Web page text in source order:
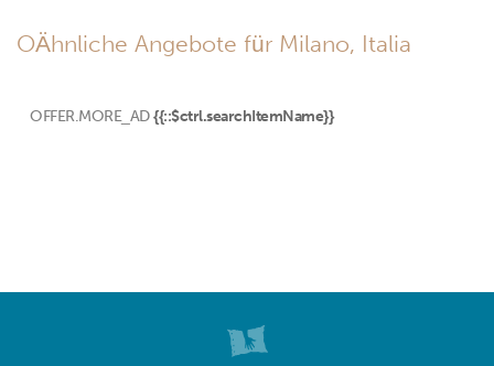
OÄhnliche Angebote für Milano, Italia
OFFER.MORE_AD {{::$ctrl.searchItemName}}